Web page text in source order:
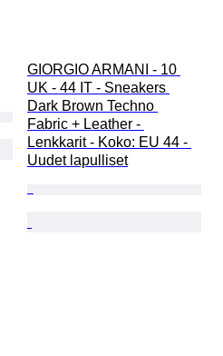
GIORGIO ARMANI - 10
UK - 44 IT - Sneakers
Dark Brown Techno
Fabric + Leather -
Lenkkarit - Koko: EU 44 -
Uudet lapulliset